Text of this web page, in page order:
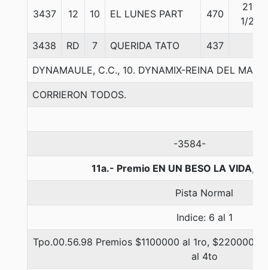
3437 12 10 EL LUNES PART 470
21
1/2
3438 RD 7 QUERIDA TATO 437
DYNAMAULE, C.C., 10. DYNAMIX-REINA DEL
CORRIERON TODOS.
-3584-
11a.- Premio EN UN BESO LA VIDA,
Pista Normal
Indice: 6 al 1
Tpo.00.56.98 Premios $1100000 al 1ro, $220000
al 4to